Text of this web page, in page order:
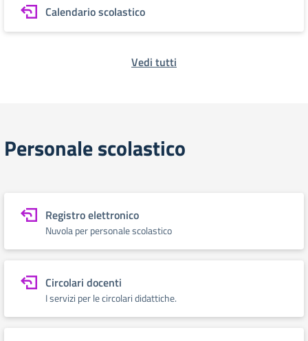
Calendario scolastico
Vedi tutti
Personale scolastico
Registro elettronico
Nuvola per personale scolastico
Circolari docenti
I servizi per le circolari didattiche.